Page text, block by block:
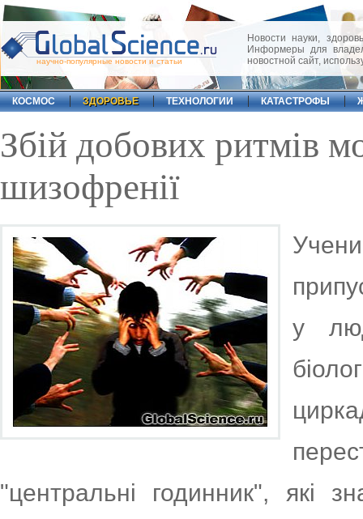
научно-популярные новости и статьи
Новости науки,
Информеры для
новостной сайт,
КОСМОС ЗДОРОВЬЕ ТЕХНОЛОГИИ КАТАСТРОФЫ
Збій добових ритмів
шизофренії
у
"центральні годинник", які